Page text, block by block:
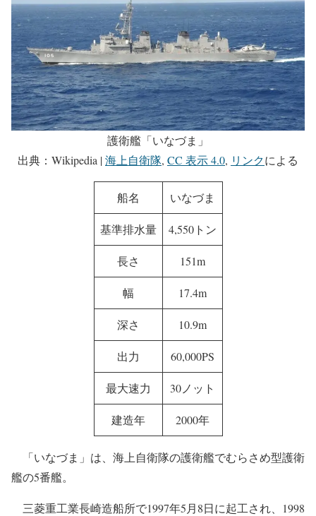
護衛艦「いなづま」
出典：Wikipedia |海上自衛隊, CC 表示 4.0, リンクによる
船名 いなづま
基準排水量 4,550トン
長さ 151m
幅 17.4m
深さ 10.9m
出力 60,000PS
最大速力 30ノット
建造年 2000年
「いなづま」は、海上自衛隊の護衛艦でむらさめ型護衛
艦の5番艦。
三菱重工業長崎造船所で1997年5月8日に起工され、1998